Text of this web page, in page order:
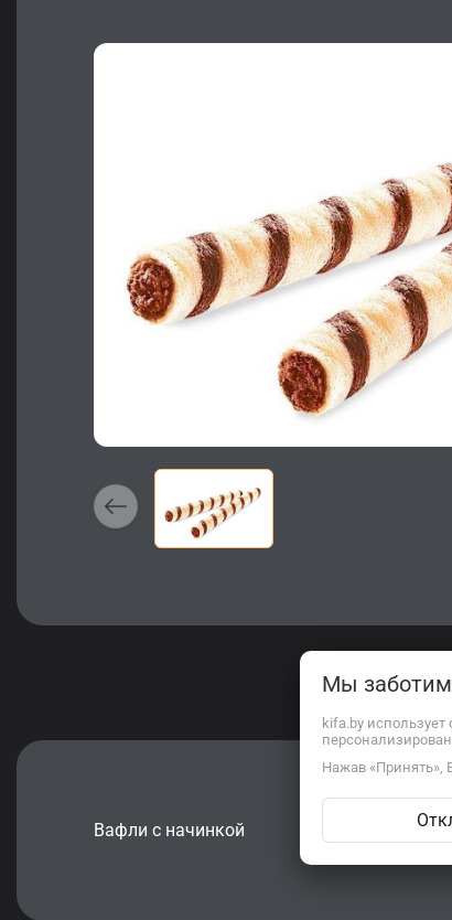
Вафли с начинкой
Мы
kifa.by
Нажав «Принять»,